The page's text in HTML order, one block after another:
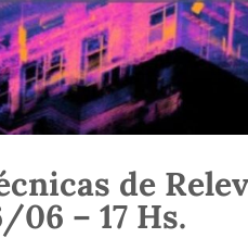
de
– 17 Hs.